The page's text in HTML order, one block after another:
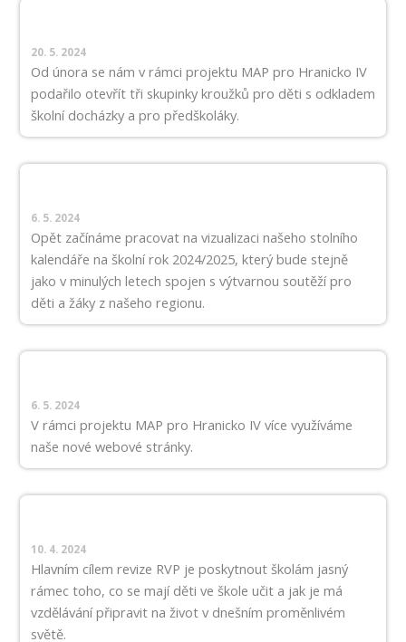
20. 5. 2024
Od února se nám v rámci projektu MAP pro Hranicko IV
podařilo otevřít tři skupinky kroužků pro děti s odkladem
školní docházky a pro předškoláky.
6. 5. 2024
Opět začínáme pracovat na vizualizaci našeho stolního
kalendáře na školní rok 2024/2025, který bude stejně
jako v minulých letech spojen s výtvarnou soutěží pro
děti a žáky z našeho regionu.
6. 5. 2024
V rámci projektu MAP pro Hranicko IV více využíváme
naše nové webové stránky.
10. 4. 2024
Hlavním cílem revize RVP je poskytnout školám jasný
rámec toho, co se mají děti ve škole učit a jak je má
vzdělávání připravit na život v dnešním proměnlivém
světě.